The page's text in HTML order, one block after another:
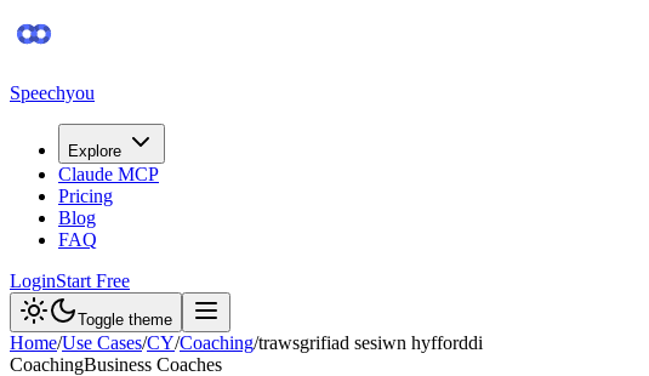
Speechyou
Explore
Claude MCP
Pricing
Blog
FAQ
LoginStart Free
Toggle theme
Home/Use Cases/CY/Coaching/trawsgrifiad sesiwn hyfforddi
CoachingBusiness Coaches